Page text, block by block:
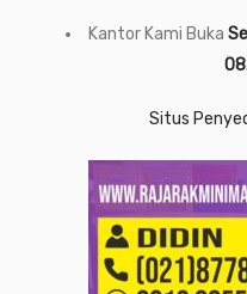
Kantor Kami Buka
Situs